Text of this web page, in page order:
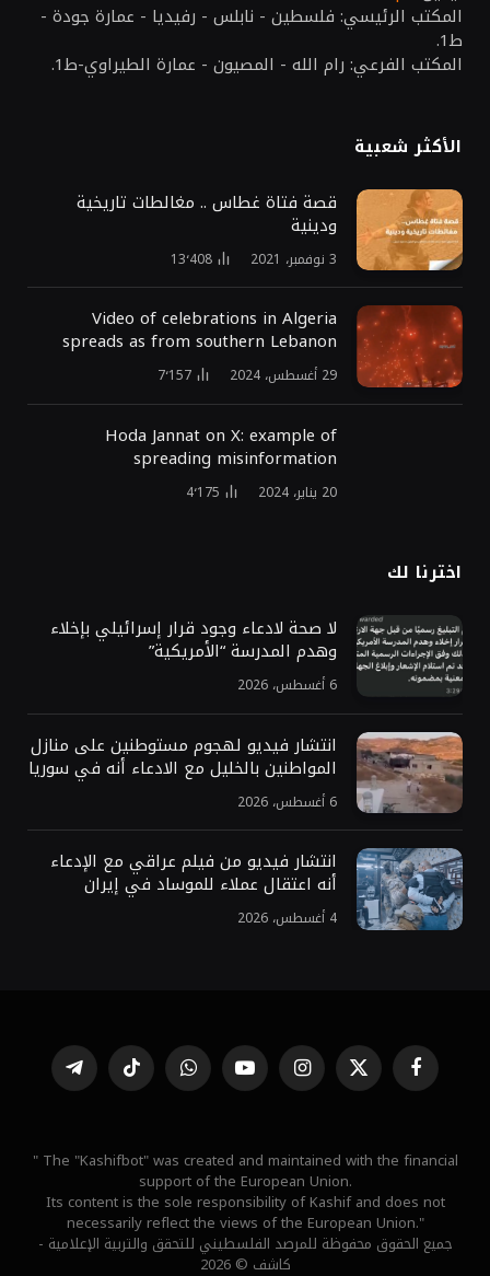
المكتب الرئيسي: فلسطين - نابلس - رفيديا - عمارة جودة -
ط1.
المكتب الفرعي: رام الله - المصيون - عمارة الطيراوي-ط1.
الأكثر شعبية
قصة فتاة غطاس .. مغالطات تاريخية
ودينية
3 نوفمبر، 2021 13٬408
Video of celebrations in Algeria
spreads as from southern Lebanon
29 أغسطس، 2024 7٬157
Hoda Jannat on X: example of
spreading misinformation
20 يناير، 2024 4٬175
اخترنا لك
لا صحة لادعاء وجود قرار إسرائيلي بإخلاء
وهدم المدرسة “الأمريكية”
6 أغسطس، 2026
انتشار فيديو لهجوم مستوطنين على منازل
المواطنين بالخليل مع الادعاء أنه في سوريا
6 أغسطس، 2026
انتشار فيديو من فيلم عراقي مع الإدعاء
أنه اعتقال عملاء للموساد في إيران
4 أغسطس، 2026
فيسبوك X
(Twitter)
الانستغراميوتيوب واتساب تيكتوك تيلقرام
" The "Kashifbot" was created and maintained with the financial
support of the European Union.
Its content is the sole responsibility of Kashif and does not
necessarily reflect the views of the European Union."
جميع الحقوق محفوظة للمرصد الفلسطيني للتحقق والتربية الإعلامية -
كاشف © 2026